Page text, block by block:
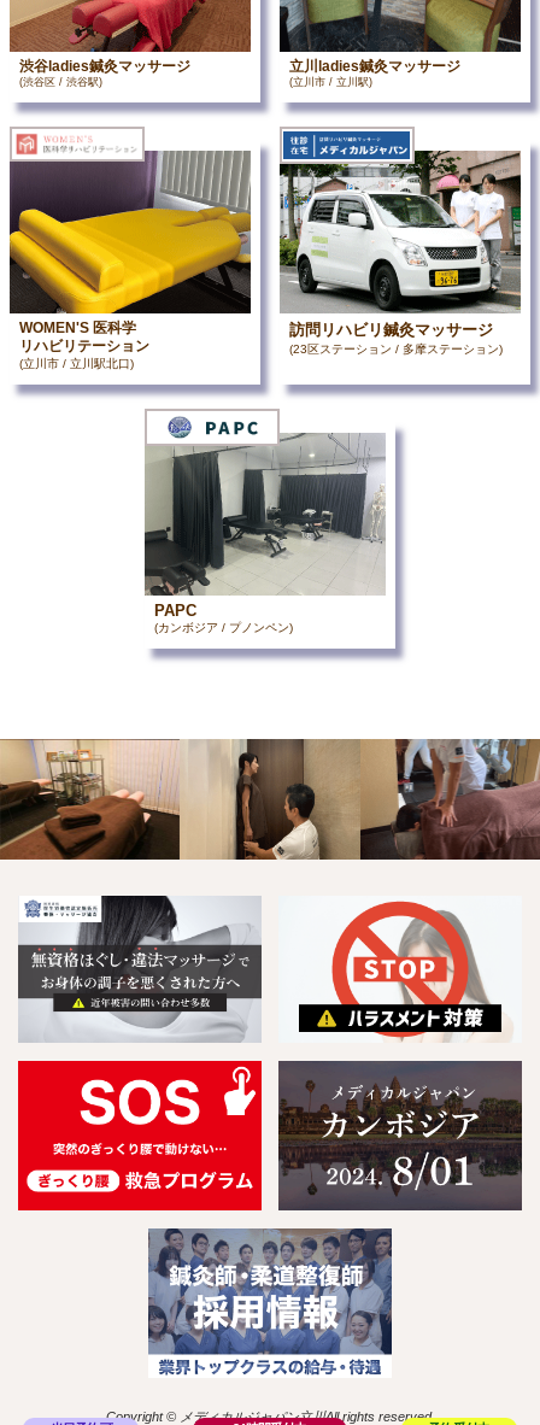
渋谷ladies鍼灸マッサージ
(渋谷区 / 渋谷駅)
立川ladies鍼灸マッサージ
(立川市 / 立川駅)
WOMEN'S 医科学
リハビリテーション
(立川市 / 立川駅北口)
訪問リハビリ鍼灸マッサージ
(23区ステーション / 多摩ステーション)
PAPC
(カンボジア / プノンペン)
Copyright © メディカルジャパン立川All rights reserved.